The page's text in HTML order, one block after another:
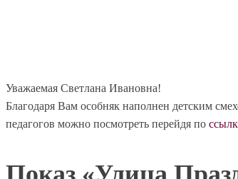
Уважаемая Светлана Ивановна!
Благодаря Вам особняк наполнен детским
педагогов можно посмотреть перейдя по